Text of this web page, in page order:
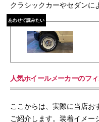
クラシックカーやセダンに
あわせて読みたい
人気ホイールメーカーのフ
ここからは、実際に当店お
ご紹介します。装着イメー